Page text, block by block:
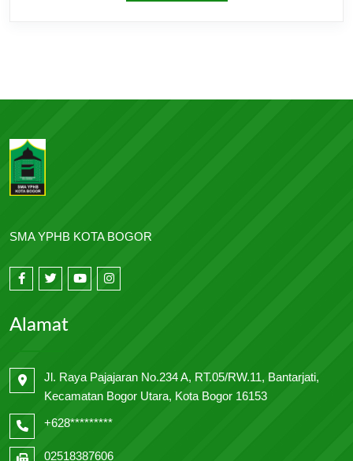
SMA YPHB KOTA BOGOR
Alamat
Jl. Raya Pajajaran No.234 A, RT.05/RW.11, Bantarjati,
Kecamatan Bogor Utara, Kota Bogor 16153
+628*********
02518387606